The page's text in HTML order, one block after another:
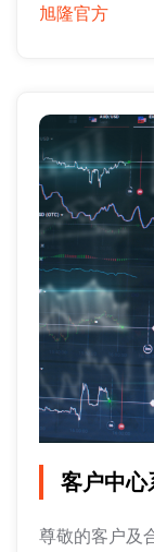
旭隆官方
客户中心
尊敬的客户及